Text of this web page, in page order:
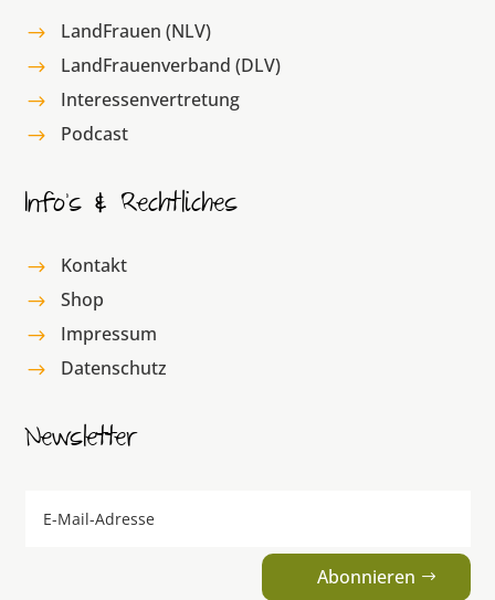
$ LandFrauen (NLV)
$ LandFrauenverband (DLV)
$ Interessenvertretung
$ Podcast
Info’s & Rechtliches
$ Kontakt
$ Shop
$ Impressum
$ Datenschutz
Newsletter
Abonnieren